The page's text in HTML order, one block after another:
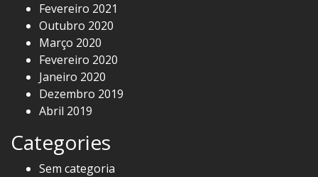
Fevereiro 2021
Outubro 2020
Março 2020
Fevereiro 2020
Janeiro 2020
Dezembro 2019
Abril 2019
Categories
Sem categoria